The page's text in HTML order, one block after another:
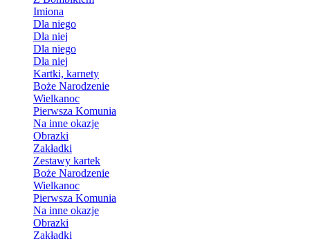
Imiona
Dla niego
Dla niej
Dla niego
Dla niej
Kartki, karnety
Boże Narodzenie
Wielkanoc
Pierwsza Komunia
Na inne okazje
Obrazki
Zakładki
Zestawy kartek
Boże Narodzenie
Wielkanoc
Pierwsza Komunia
Na inne okazje
Obrazki
Zakładki